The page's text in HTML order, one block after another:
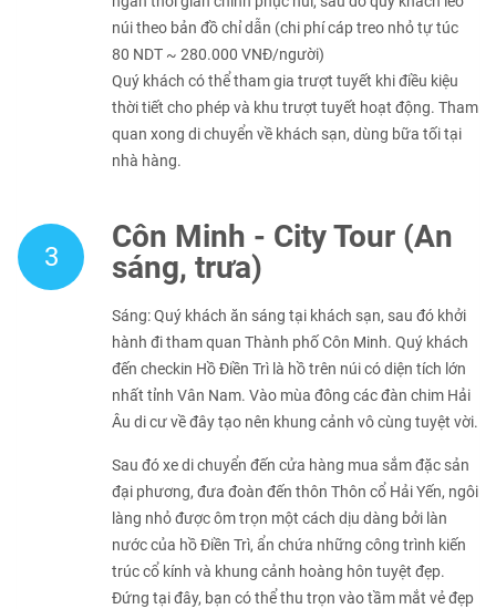
núi theo bản đồ chỉ dẫn (chi phí cáp treo nhỏ tự túc
80 NDT ~ 280.000 VNĐ/người)
Quý khách có thể tham gia trượt tuyết khi điều kiệu
thời tiết cho phép và khu trượt tuyết hoạt động. Tham
quan xong di chuyển về khách sạn, dùng bữa tối tại
nhà hàng.
3
Côn Minh - City Tour (Ăn
sáng, trưa)
Sáng: Quý khách ăn sáng tại khách sạn, sau đó khởi
hành đi tham quan Thành phố Côn Minh. Quý khách
đến checkin Hồ Điền Trì là hồ trên núi có diện tích lớn
nhất tỉnh Vân Nam. Vào mùa đông các đàn chim Hải
Âu di cư về đây tạo nên khung cảnh vô cùng tuyệt vời.
Sau đó xe di chuyển đến cửa hàng mua sắm đặc sản
đại phương, đưa đoàn đến thôn Thôn cổ Hải Yến, ngôi
làng nhỏ được ôm trọn một cách dịu dàng bởi làn
nước của hồ Điền Trì, ẩn chứa những công trình kiến
trúc cổ kính và khung cảnh hoàng hôn tuyệt đẹp.
Đứng tại đây, bạn có thể thu trọn vào tầm mắt vẻ đẹp